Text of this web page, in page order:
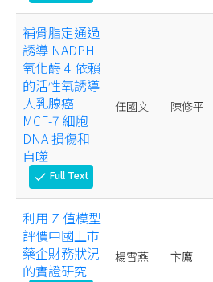
補骨脂定通過
誘導 NADPH
氧化酶 4 依賴
的活性氧誘導
人乳腺癌
MCF-7 細胞
DNA 損傷和
自噬
check Full Text
任國文 陳修平
利用 Z 值模型
評價中國上市
藥企財務狀況
的實證研究
楊雪燕 卞鷹